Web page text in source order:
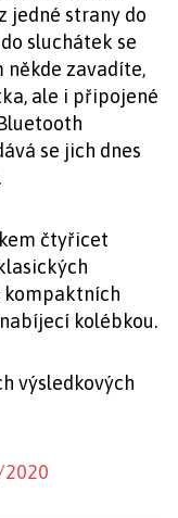
jedné strany do
sluchátek se
někde zavadíte,
ale i připojené
se jich dnes
čtyřicet
kompaktních
kolébkou.
výsledkových
2020